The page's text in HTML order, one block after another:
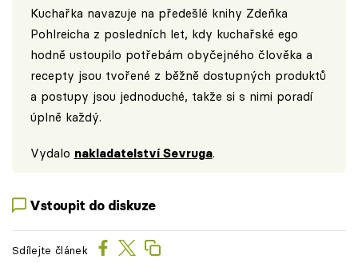
Kuchařka navazuje na předešlé knihy Zdeňka
Pohlreicha z posledních let, kdy kuchařské ego
hodně ustoupilo potřebám obyčejného člověka a
recepty jsou tvořené z běžně dostupných produktů
a postupy jsou jednoduché, takže si s nimi poradí
úplně každý.
Vydalo nakladatelství Sevruga.
Vstoupit do diskuze
Sdílejte článek